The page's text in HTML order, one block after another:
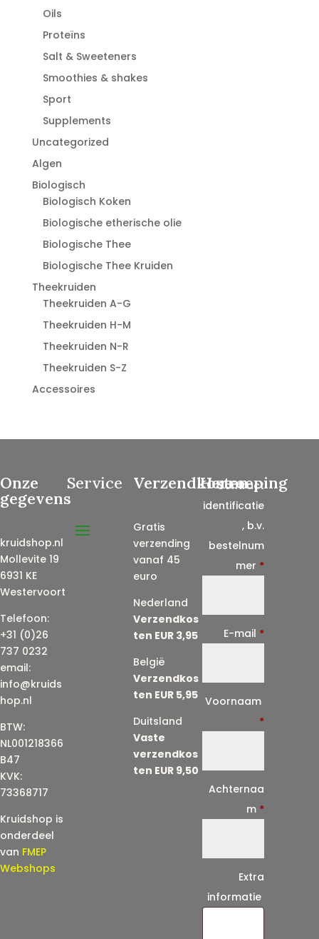
Oils
Proteïns
Salt & Sweeteners
Smoothies & shakes
Sport
Supplements
Uncategorized
Algen
Biologisch
Biologisch Koken
Biologische etherische olie
Biologische Thee
Biologische Thee Kruiden
Theekruiden
Theekruiden A-G
Theekruiden H-M
Theekruiden N-R
Theekruiden S-Z
Accessoires
Onze
gegevens
kruidshop.nl
Mollevite 19
6931 KE
Westervoort
Telefoon:
+31 (0)26
737 0232
email:
info@kruids
hop.nl
BTW:
NL001218366
B47
KVK:
73368717
Kruidshop is
onderdeel
van FMEP
Webshops
Service Verzendkosten
Gratis
verzending
vanaf 45
euro
Nederland
Verzendkos
ten EUR 3,95
België
Verzendkos
ten EUR 5,95
Duitsland
Vaste
verzendkos
ten EUR 9,50
Herroeping
Contract
identificatie
, b.v.
bestelnum
mer *
E-mail *
Voornaam
*
Achternaa
m *
Extra
informatie